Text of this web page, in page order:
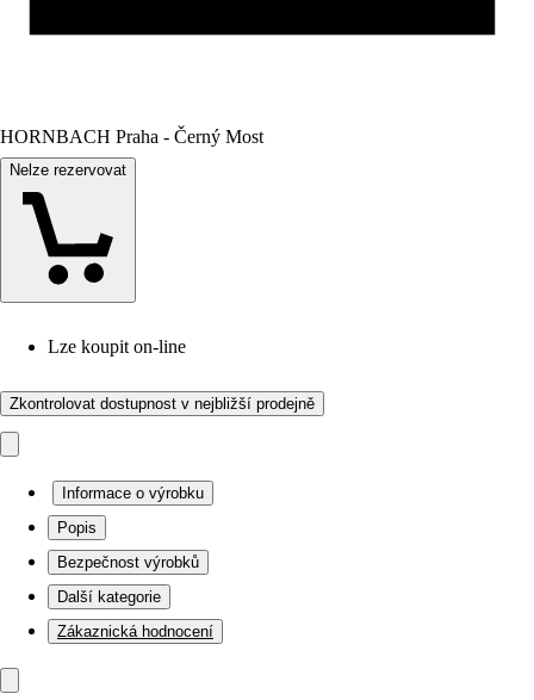
HORNBACH Praha - Černý Most
Nelze rezervovat
Lze koupit on-line
Zkontrolovat dostupnost v nejbližší prodejně
Informace o výrobku
Popis
Bezpečnost výrobků
Další kategorie
Zákaznická hodnocení